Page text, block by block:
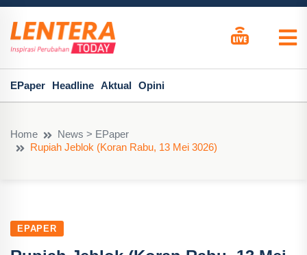
EPaper Headline Aktual Opini
Home
News > EPaper
Rupiah Jeblok (Koran Rabu, 13 Mei 3026)
EPAPER